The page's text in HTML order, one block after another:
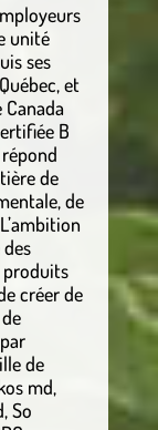
unité
ses
et
Canada
B
de
de
produits
créer de
de
md,
So